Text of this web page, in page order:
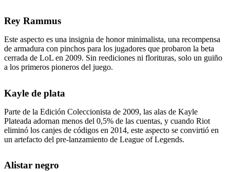
Rey Rammus
Este aspecto es una insignia de honor minimalista, una recompensa
de armadura con pinchos para los jugadores que probaron la beta
cerrada de LoL en 2009. Sin reediciones ni florituras, solo un guiño
a los primeros pioneros del juego.
Kayle de plata
Parte de la Edición Coleccionista de 2009, las alas de Kayle
Plateada adornan menos del 0,5% de las cuentas, y cuando Riot
eliminó los canjes de códigos en 2014, este aspecto se convirtió en
un artefacto del pre-lanzamiento de League of Legends.
Alistar negro